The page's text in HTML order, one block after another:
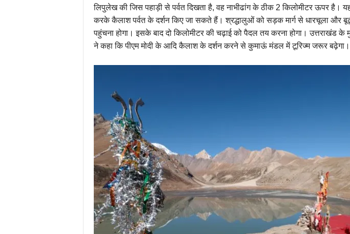
लिपुलेख की जिस पहाड़ी से पर्वत दिखता है, वह नाभीढांग के ठीक 2 किलोमीटर ऊपर है।
करके कैलाश पर्वत के दर्शन किए जा सकते हैं। श्रद्धालुओं को सड़क मार्ग से धारचूला और
पहुंचना होगा। इसके बाद दो किलोमीटर की चढ़ाई को पैदल तय करना होगा। उत्तराखंड के
ने कहा कि पीएम मोदी के आदि कैलाश के दर्शन करने से कुमाऊं मंडल में टूरिज्म जरूर बढ़ेगा।